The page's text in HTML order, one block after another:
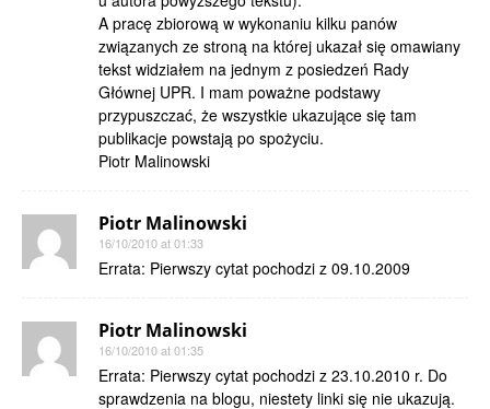
A pracę zbiorową w wykonaniu kilku panów
związanych ze stroną na której ukazał się omawiany
tekst widziałem na jednym z posiedzeń Rady
Głównej UPR. I mam poważne podstawy
przypuszczać, że wszystkie ukazujące się tam
publikacje powstają po spożyciu.
Piotr Malinowski
Piotr Malinowski
16/10/2010 at 01:33
Errata: Pierwszy cytat pochodzi z 09.10.2009
Piotr Malinowski
16/10/2010 at 01:35
Errata: Pierwszy cytat pochodzi z 23.10.2010 r. Do
sprawdzenia na blogu, niestety linki się nie ukazują.